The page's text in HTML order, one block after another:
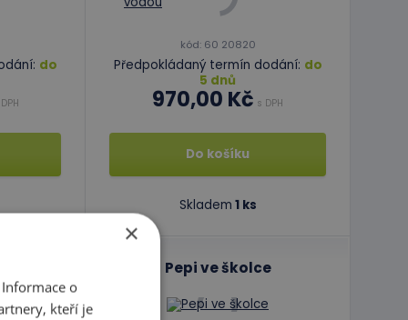
do
kód: 60 20820
Předpokládaný termín dodání: do
5 dnů
970,00 Kč s DPH
Do košíku
Skladem 1 ks
Pepi ve školce
×
o
kteří je